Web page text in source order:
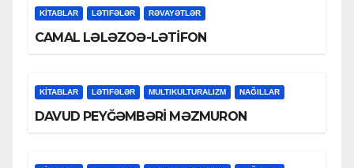
KİTABLAR LƏTIFƏLƏR RƏVAYƏTLƏR
CAMAL LƏLƏZOƏ-LƏTİFON
KİTABLAR LƏTIFƏLƏR MULTIKULTURALIZM NAĞILLAR
DAVUD PEYĞƏMBƏRİ MƏZMURON